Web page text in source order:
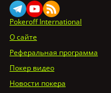
Pokeroff International
О сайте
Реферальная программа
Покер видео
Новости покера